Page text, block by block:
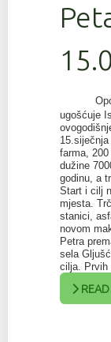
ugošćuje
farma,
dužine
godinu, a
Start i cilj
mjesta.
stanici,
novom
Petra
sela
cilja. Prvih